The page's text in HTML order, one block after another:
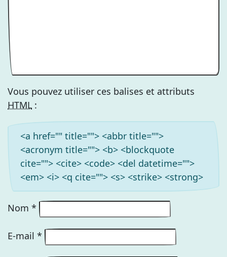
Vous pouvez utiliser ces balises et attributs
HTML :
<a href="" title=""> <abbr title="">
<acronym title=""> <b> <blockquote
cite=""> <cite> <code> <del datetime="">
<em> <i> <q cite=""> <s> <strike> <strong>
Nom *
E-mail *